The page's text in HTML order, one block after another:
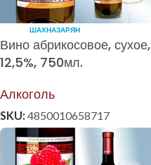
ШАХНАЗАРЯН
Вино абрикосовое, сухое,
12,5%, 750мл.
Алкоголь
SKU: 4850010658717